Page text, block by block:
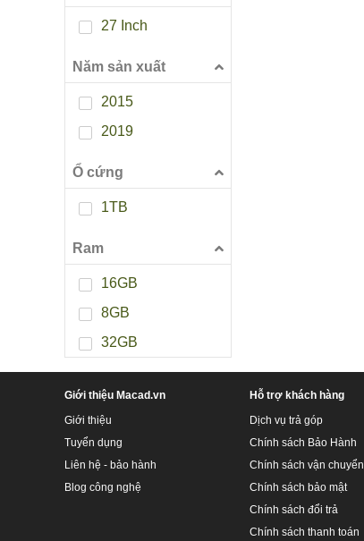
27 Inch
Năm sản xuất
2015
2019
Ổ cứng
1TB
Ram
16GB
8GB
32GB
Giới thiệu Macad.vn
Giới thiệu
Tuyển dụng
Liên hệ - bảo hành
Blog công nghệ
Hỗ trợ khách hàng
Dịch vụ trả góp
Chính sách Bảo Hành
Chính sách vận chuyển
Chính sách bảo mật
Chính sách đổi trả
Chính sách thanh toán